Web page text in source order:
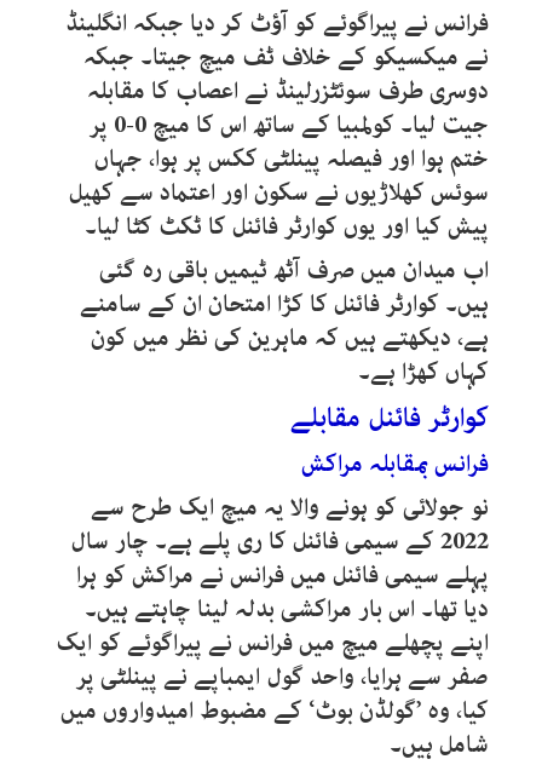
فرانس نے پیراگوئے کو آؤٹ کر دیا جبکہ انگلینڈ
نے میکسیکو کے خلاف ٹف میچ جیتا۔ جبکہ
دوسری طرف سوئٹزرلینڈ نے اعصاب کا مقابلہ
جیت لیا۔ کولمبیا کے ساتھ اس کا میچ0-0 پر
ختم ہوا اور فیصلہ پینلٹی ککس پر ہوا، جہاں
سوئس کھلاڑیوں نے سکون اور اعتماد سے کھیل
پیش کیا اور یوں کوارٹر فائنل کا ٹکٹ کٹا لیا۔
اب میدان میں صرف آٹھ ٹیمیں باقی رہ گئی
ہیں۔ کوارٹر فائنل کا کڑا امتحان ان کے سامنے
ہے، دیکھتے ہیں کہ ماہرین کی نظر میں کون
کہاں کھڑا ہے۔
کوارٹر فائنل مقابلے
فرانس بمقابلہ مراکش
نو جولائی کو ہونے والا یہ میچ ایک طرح سے
2022کے سیمی فائنل کا ری پلے ہے۔ چار سال
پہلے سیمی فائنل میں فرانس نے مراکش کو ہرا
دیا تھا۔ اس بار مراکشی بدلہ لینا چاہتے ہیں۔
اپنے پچھلے میچ میں فرانس نے پیراگوئے کو ایک
صفر سے ہرایا، واحد گول ایمباپے نے پینلٹی پر
کیا، وہ ’گولڈن بوٹ‘ کے مضبوط امیدواروں میں
شامل ہیں۔